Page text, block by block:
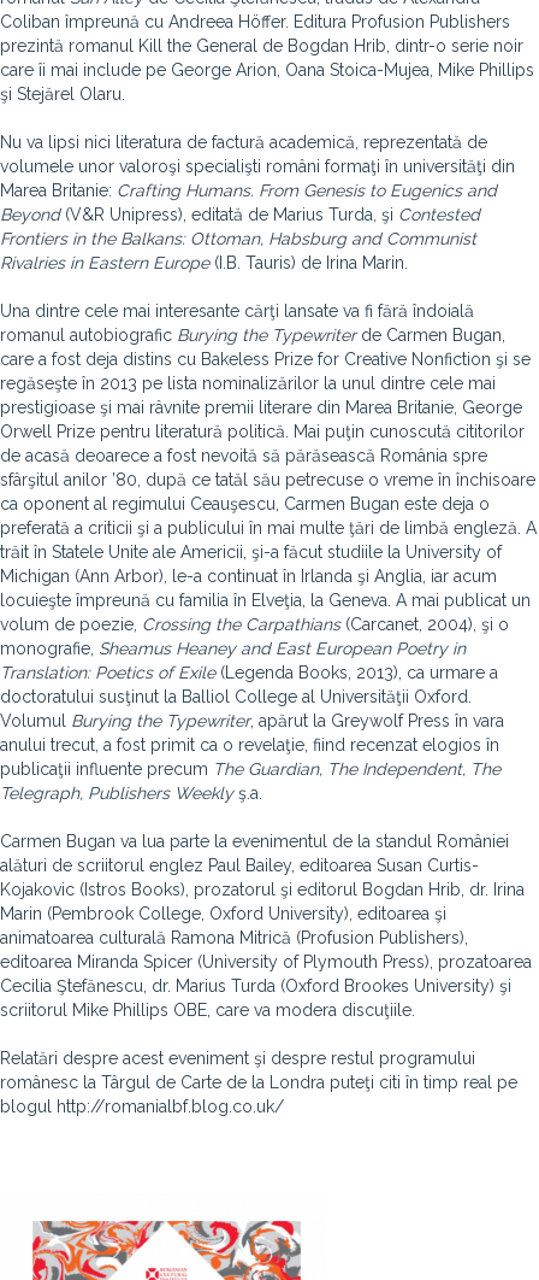
Coliban împreună cu Andreea Höffer. Editura Profusion Publishers
prezintă romanul Kill the General de Bogdan Hrib, dintr-o serie noir
care îi mai include pe George Arion, Oana Stoica-Mujea, Mike Phillips
şi Stejărel Olaru.
Nu va lipsi nici literatura de factură academică, reprezentată de
volumele unor valoroşi specialişti români formaţi în universităţi din
Marea Britanie: Crafting Humans. From Genesis to Eugenics and
Beyond (V&R Unipress), editată de Marius Turda, şi Contested
Frontiers in the Balkans: Ottoman, Habsburg and Communist
Rivalries in Eastern Europe (I.B. Tauris) de Irina Marin.
Una dintre cele mai interesante cărţi lansate va fi fără îndoială
romanul autobiografic Burying the Typewriterde Carmen Bugan,
care a fost deja distins cu Bakeless Prize for Creative Nonfiction şi se
regăseşte în 2013 pe lista nominalizărilor la unul dintre cele mai
prestigioase şi mai râvnite premii literare din Marea Britanie, George
Orwell Prize pentru literatură politică. Mai puţin cunoscută cititorilor
de acasă deoarece a fost nevoită să părăsească România spre
sfârşitul anilor ’80, după ce tatăl său petrecuse o vreme în închisoare
ca oponent al regimului Ceauşescu, Carmen Bugan este deja o
preferată a criticii şi a publicului în mai multe ţări de limbă engleză. A
trăit în Statele Unite ale Americii, şi-a făcut studiile la University of
Michigan (Ann Arbor), le-a continuat în Irlanda şi Anglia, iar acum
locuieşte împreună cu familia în Elveţia, la Geneva. A mai publicat un
volum de poezie, Crossing the Carpathians (Carcanet, 2004), şi o
monografie, Sheamus Heaney and East European Poetry in
Translation: Poetics of Exile (Legenda Books, 2013), ca urmare a
doctoratului susţinut la Balliol College al Universităţii Oxford.
Volumul Burying the Typewriter, apărut la Greywolf Press în vara
anului trecut, a fost primit ca o revelaţie, fiind recenzat elogios în
publicaţii influente precum The Guardian, The Independent, The
Telegraph, Publishers Weeklyş.a.
Carmen Bugan va lua parte la evenimentul de la standul României
alături de scriitorul englez Paul Bailey, editoarea Susan Curtis-
Kojakovic (Istros Books), prozatorul şi editorul Bogdan Hrib, dr. Irina
Marin (Pembrook College, Oxford University), editoarea şi
animatoarea culturală Ramona Mitrică (Profusion Publishers),
editoarea Miranda Spicer (University of Plymouth Press), prozatoarea
Cecilia Ştefănescu, dr. Marius Turda (Oxford Brookes University) şi
scriitorul Mike Phillips OBE, care va modera discuţiile.
Relatări despre acest eveniment şi despre restul programului
românesc la Târgul de Carte de la Londra puteţi citi în timp real pe
blogul http://romanialbf.blog.co.uk/